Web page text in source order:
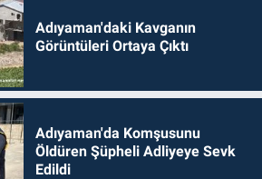
Adıyaman'daki Kavganın
Görüntüleri Ortaya Çıktı
Adıyaman'da Komşusunu
Öldüren Şüpheli Adliyeye Sevk
Edildi